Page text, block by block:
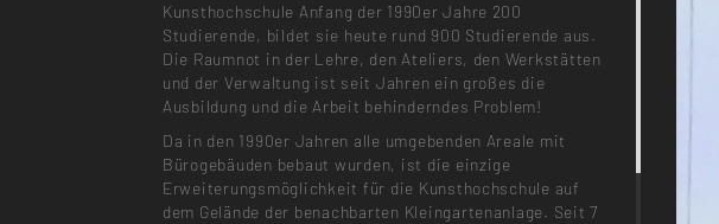
Kunsthochschule Anfang der 1990er Jahre 200
Studierende, bildet sie heute rund 900 Studierende aus.
Die Raumnot in der Lehre, den Ateliers, den Werkstätten
und der Verwaltung ist seit Jahren ein großes die
Ausbildung und die Arbeit behinderndes Problem!
Da in den 1990er Jahren alle umgebenden Areale mit
Bürogebäuden bebaut wurden, ist die einzige
Erweiterungsmöglichkeit für die Kunsthochschule auf
dem Gelände der benachbarten Kleingartenanlage. Seit 7